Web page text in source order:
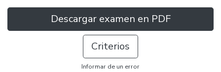
Descargar examen en PDF
Criterios
Informar de un error